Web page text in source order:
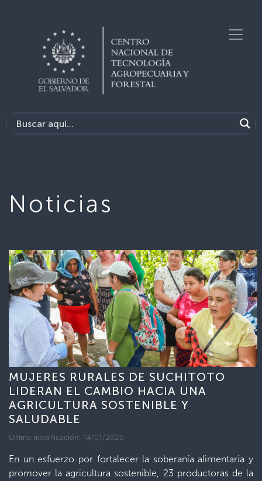
Noticias
MUJERES RURALES DE SUCHITOTO
LIDERAN EL CAMBIO HACIA UNA
AGRICULTURA SOSTENIBLE Y
SALUDABLE
Última modificación: 14/01/2025
En un esfuerzo por fortalecer la soberanía alimentaria y
promover la agricultura sostenible, 23 productoras de la